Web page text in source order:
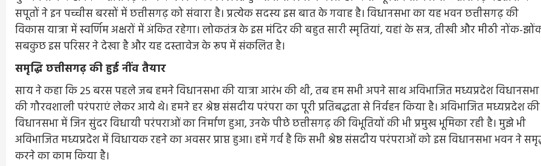
सपूतों ने इन पच्चीस बरसों में छत्तीसगढ़ को संवारा है। प्रत्येक सदस्य इस बात के गवाह है। विधानसभा का यह भवन छत्तीसगढ़ की
विकास यात्रा में स्वर्णिम अक्षरों में अंकित रहेगा। लोकतंत्र के इस मंदिर की बहुत सारी स्मृतियां, यहां के सत्र, तीखी और मीठी नोंक-
सबकुछ इस परिसर ने देखा है और यह दस्तावेज के रूप में संकलित है।
समृद्धि छत्तीसगढ़ की हुई नींव तैयार
साय ने कहा कि 25 बरस पहले जब हमने विधानसभा की यात्रा आरंभ की थी, तब हम सभी अपने साथ अविभाजित मध्यप्रदेश विधानसभा
की गौरवशाली परंपराएं लेकर आये थे। हमने हर श्रेष्ठ संसदीय परंपरा का पूरी प्रतिबद्धता से निर्वहन किया है। अविभाजित मध्यप्रदेश की
विधानसभा में जिन सुंदर विधायी परंपराओं का निर्माण हुआ, उनके पीछे छत्तीसगढ़ की विभूतियों की भी प्रमुख भूमिका रही है। मुझे भी
अविभाजित मध्यप्रदेश में विधायक रहने का अवसर प्राप्त हुआ। हमें गर्व है कि सभी श्रेष्ठ संसदीय परंपराओं को इस विधानसभा भवन ने
करने का काम किया है।